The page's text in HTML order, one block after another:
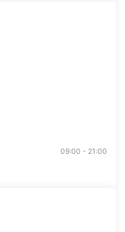
09:00 - 21:00